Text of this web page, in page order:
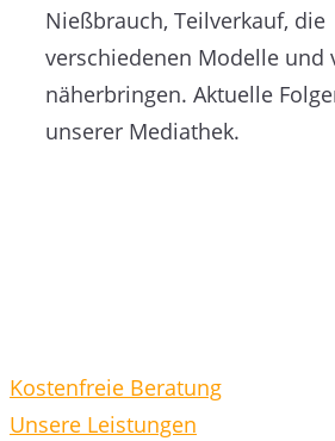
Nießbrauch, Teilverkauf, die
verschiedenen Modelle und
näherbringen. Aktuelle
unserer Mediathek.
Kostenfreie Beratung
Unsere Leistungen